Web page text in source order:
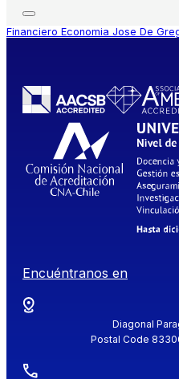
Financiero Economia Jose De
Encuéntranos en
Diagonal
Postal Code